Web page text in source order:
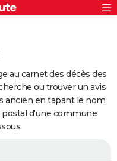
au carnet des décès des
ou trouver un avis
ancien en tapant le nom
postal d'une commune